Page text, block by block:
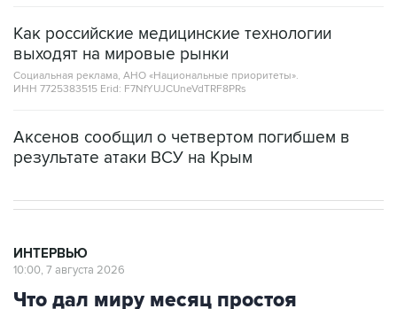
Как российские медицинские технологии
выходят на мировые рынки
Социальная реклама, АНО «Национальные приоритеты».
ИНН 7725383515 Erid: F7NfYUJCUneVdTRF8PRs
Аксенов сообщил о четвертом погибшем в
результате атаки ВСУ на Крым
ИНТЕРВЬЮ
10:00, 7 августа 2026
Что дал миру месяц простоя